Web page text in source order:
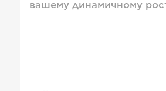
вашему динамичному